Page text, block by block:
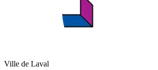
Ville de Laval